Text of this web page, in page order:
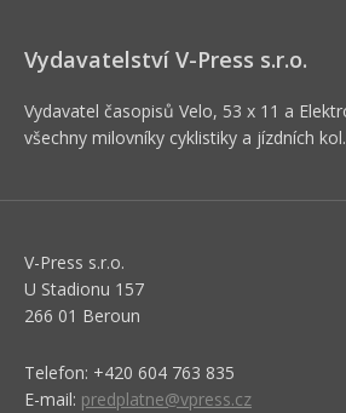
Vydavatelství V-Press s.r.o.
Vydavatel časopisů Velo, 53 x 11 a
všechny milovníky cyklistiky a jízdních kol.
V-Press s.r.o.
U Stadionu 157
266 01 Beroun
Telefon: +420 604 763 835
E-mail: predplatne@vpress.cz